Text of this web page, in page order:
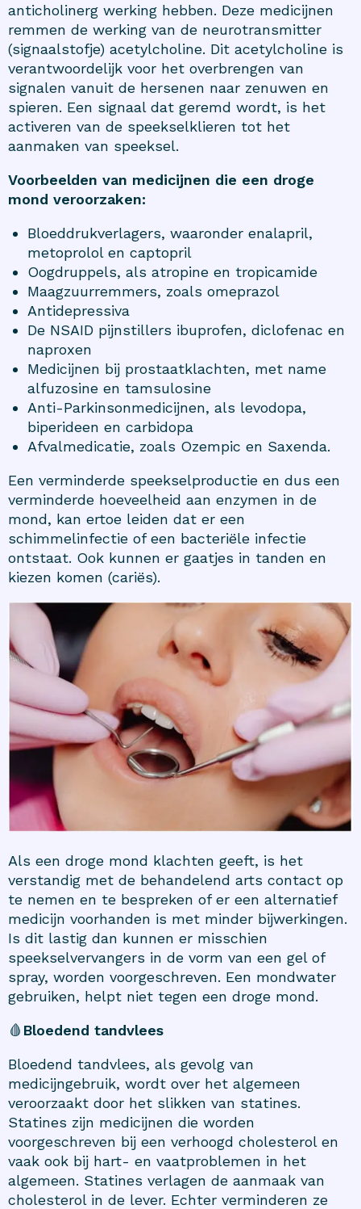
anticholinerg werking hebben. Deze medicijnen
remmen de werking van de neurotransmitter
(signaalstofje) acetylcholine. Dit acetylcholine is
verantwoordelijk voor het overbrengen van
signalen vanuit de hersenen naar zenuwen en
spieren. Een signaal dat geremd wordt, is het
activeren van de speekselklieren tot het
aanmaken van speeksel.
Voorbeelden van medicijnen die een droge
mond veroorzaken:
Bloeddrukverlagers, waaronder enalapril,
metoprolol en captopril
Oogdruppels, als atropine en tropicamide
Maagzuurremmers, zoals omeprazol
Antidepressiva
De NSAID pijnstillers ibuprofen, diclofenac en
naproxen
Medicijnen bij prostaatklachten, met name
alfuzosine en tamsulosine
Anti-Parkinsonmedicijnen, als levodopa,
biperideen en carbidopa
Afvalmedicatie, zoals Ozempic en Saxenda.
Een verminderde speekselproductie en dus een
verminderde hoeveelheid aan enzymen in de
mond, kan ertoe leiden dat er een
schimmelinfectie of een bacteriële infectie
ontstaat. Ook kunnen er gaatjes in tanden en
kiezen komen (cariës).
Als een droge mond klachten geeft, is het
verstandig met de behandelend arts contact op
te nemen en te bespreken of er een alternatief
medicijn voorhanden is met minder bijwerkingen.
Is dit lastig dan kunnen er misschien
speekselvervangers in de vorm van een gel of
spray, worden voorgeschreven. Een mondwater
gebruiken, helpt niet tegen een droge mond.
🩸 Bloedend tandvlees
Bloedend tandvlees, als gevolg van
medicijngebruik, wordt over het algemeen
veroorzaakt door het slikken van statines.
Statines zijn medicijnen die worden
voorgeschreven bij een verhoogd cholesterol en
vaak ook bij hart- en vaatproblemen in het
algemeen. Statines verlagen de aanmaak van
cholesterol in de lever. Echter verminderen ze